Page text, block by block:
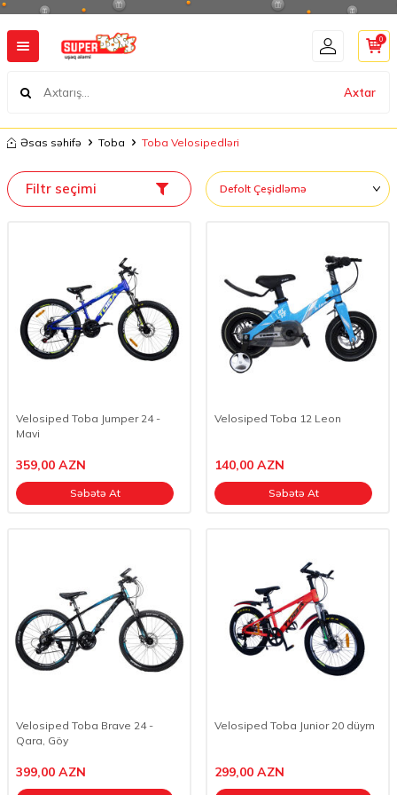
Axtar
0
Əsas səhifə Toba Toba Velosipedləri
Filtr seçimi
Velosiped Toba Jumper 24 -
Mavi
359,00 AZN
Səbətə At
Velosiped Toba 12 Leon
140,00 AZN
Səbətə At
Velosiped Toba Brave 24 -
Qara, Göy
399,00 AZN
Velosiped Toba Junior 20 düym
299,00 AZN